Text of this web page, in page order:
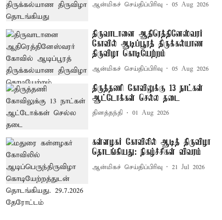
ஆன்மிகச் செய்திப்பிரிவு 05 Aug 2026
திருவாடானை ஆதிரெத்தினேஸ்வரர்
கோவில் ஆடிப்பூரத் திருக்கல்யாண
திருவிழா கொடியேற்றம்
ஆன்மிகச் செய்திப்பிரிவு 05 Aug 2026
திருத்தணி கோவிலுக்கு 13 நாட்கள்
ஆட்டோக்கள் செல்ல தடை
தினத்தந்தி 01 Aug 2026
கள்ளழகர் கோவிலில் ஆடித் திருவிழா
தொடங்கியது: நிகழ்ச்சிகள் விவரம்
ஆன்மிகச் செய்திப்பிரிவு 21 Jul 2026